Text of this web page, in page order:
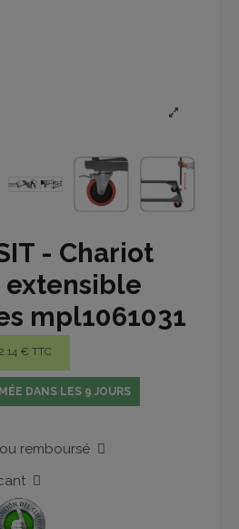
- Chariot
mpl1061031
€ TTC
DANS LES 9 JOURS
remboursé